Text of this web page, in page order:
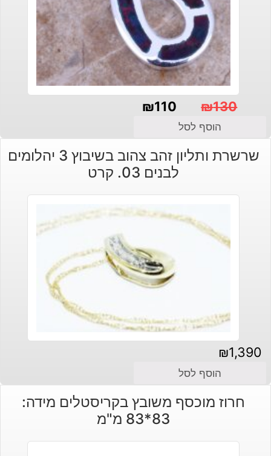
₪130
המקורי
היה:
₪110
הנוכחי
הוא:
הוסף לסל
שרשרת ותליון זהב צהוב בשיבוץ 3 יהלומים
לבנים 03. קרט
₪1,390
הוסף לסל
חרוז מוכסף משובץ בקריסטלים מידה:
83*83 מ"מ